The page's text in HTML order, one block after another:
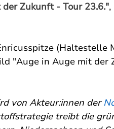
Zukunft - Tour 23.6."
(Haltestelle
"Auge in Auge mit der
von Akteur:innen der
treibt die